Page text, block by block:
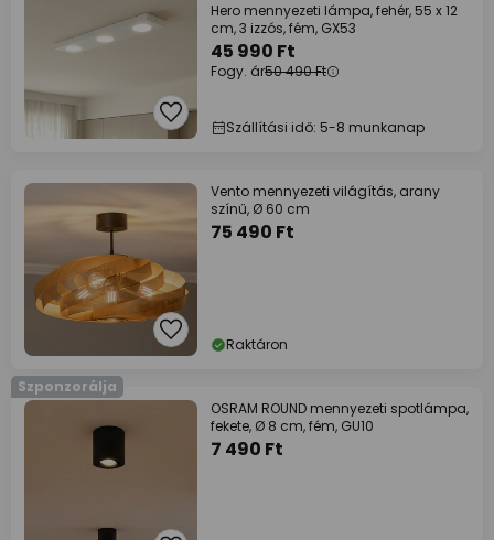
Hero mennyezeti lámpa, fehér, 55 x 12
cm, 3 izzós, fém, GX53
45 990 Ft
Fogy. ár50 490 Ft
Szállítási idő: 5-8 munkanap
Vento mennyezeti világítás, arany
színű, Ø 60 cm
75 490 Ft
Raktáron
Szponzorálja
OSRAM ROUND mennyezeti spotlámpa,
fekete, Ø 8 cm, fém, GU10
7 490 Ft